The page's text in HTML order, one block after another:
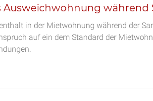
Ausweichwohnung während
in der Mietwohnung während der
auf ein dem Standard der